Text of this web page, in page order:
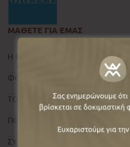
ΜΑΘΕΤΕ ΓΙΑ ΕΜΑΣ
Η ΠΕΡΙΦΕΡΕΙΑ
ΦΟΡΜΑ ΕΠΙΚΟΙΝΩΝΙΑΣ
ΤΟΥΡΙΣΤΙΚΟΣ ΟΔΗΓΟΣ
ΠΟΛΙΤΙΚΗ ΑΠΟΡΡΗΤΟΥ
ΣΥΝΤΕΛΕΣΤΕΣ